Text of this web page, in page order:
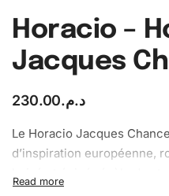
Horacio –
Jacques
د.م.230.00
Le Horacio Jacques
d’inspiration européenne,